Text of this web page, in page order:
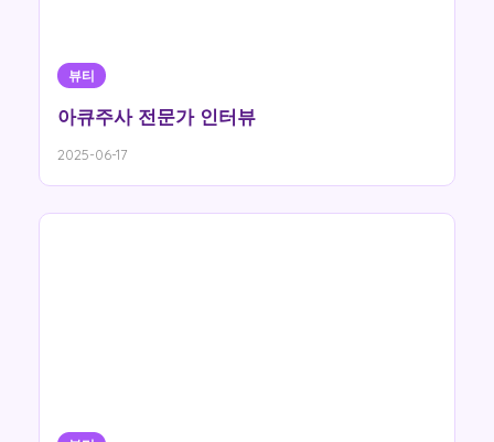
뷰티
아큐주사 전문가 인터뷰
2025-06-17